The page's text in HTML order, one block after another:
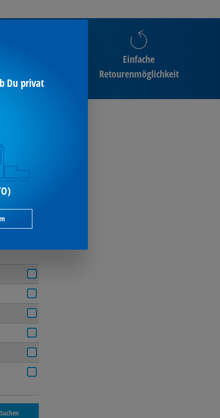
Einfache
Retourenmöglichkeit
Werten
suchen
Suchen
Du privat